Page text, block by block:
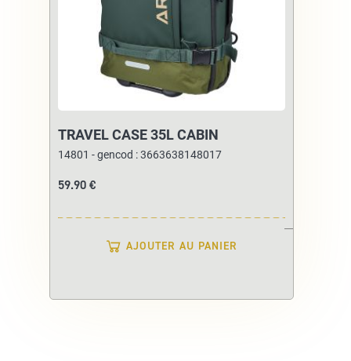
TRAVEL CASE 35L CABIN
14801 - gencod : 3663638148017
59.90 €
AJOUTER AU PANIER